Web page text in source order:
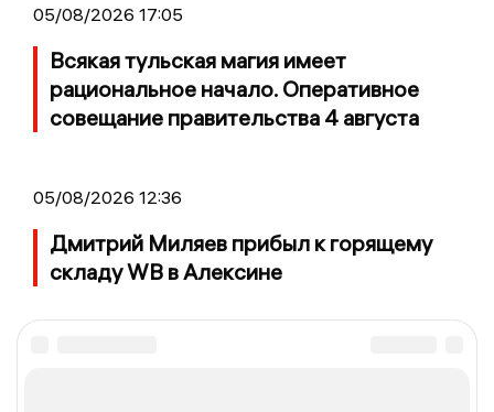
05/08/2026 17:05
Всякая тульская магия имеет
рациональное начало. Оперативное
совещание правительства 4 августа
05/08/2026 12:36
Дмитрий Миляев прибыл к горящему
складу WB в Алексине